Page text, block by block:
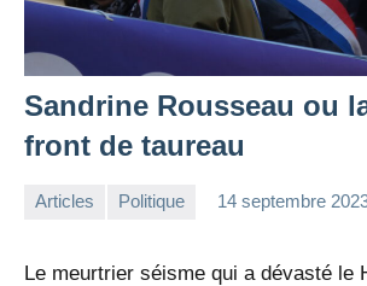
Sandrine Rousseau ou
front de taureau
Articles Politique 14 septembre
Le meurtrier séisme qui a dévasté le